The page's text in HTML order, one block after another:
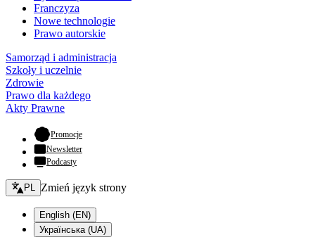
Franczyza
Nowe technologie
Prawo autorskie
Samorząd i administracja
Szkoły i uczelnie
Zdrowie
Prawo dla każdego
Akty Prawne
Promocje- otwiera się w nowej karcie
Newsletter
Podcasty
Zmień język - bieżący:
PL Zmień język strony
English (EN)
Українська (UA)